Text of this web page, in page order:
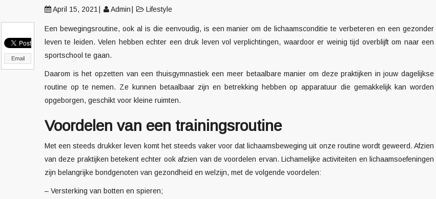
April 15, 2021 Admin Lifestyle
Email
Een bewegingsroutine, ook al is die eenvoudig, is een manier om de lichaamsconditie te verbeteren en een gezonder
leven te leiden. Velen hebben echter een druk leven vol verplichtingen, waardoor er weinig tijd overblijft om naar een
sportschool te gaan.
Daarom is het opzetten van een thuisgymnastiek een meer betaalbare manier om deze praktijken in jouw dagelijkse
routine op te nemen. Ze kunnen betaalbaar zijn en betrekking hebben op apparatuur die gemakkelijk kan worden
opgeborgen, geschikt voor kleine ruimten.
Voordelen van een trainingsroutine
Met een steeds drukker leven komt het steeds vaker voor dat lichaamsbeweging uit onze routine wordt geweerd. Afzien
van deze praktijken betekent echter ook afzien van de voordelen ervan. Lichamelijke activiteiten en lichaamsoefeningen
zijn belangrijke bondgenoten van gezondheid en welzijn, met de volgende voordelen:
– Versterking van botten en spieren;